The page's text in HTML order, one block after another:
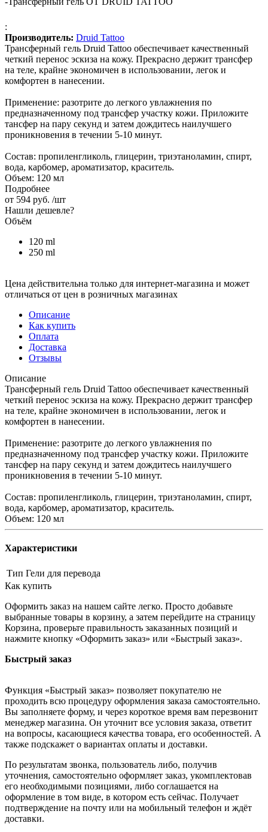
:
Производитель: Druid Tattoo
Трансферный гель Druid Tattoo обеспечивает качественный
четкий перенос эскиза на кожу. Прекрасно держит трансфер
на теле, крайне экономичен в использовании, легок и
комфортен в нанесении.
Применение: разотрите до легкого увлажнения по
предназначенному под трансфер участку кожи. Приложите
тансфер на пару секунд и затем дождитесь наилучшего
проникновения в течении 5-10 минут.
Состав: пропиленгликоль, глицерин, триэтаноламин, спирт,
вода, карбомер, ароматизатор, краситель.
Объем: 120 мл
Подробнее
от 594 руб. /шт
Нашли дешевле?
Объём
120 ml
250 ml
Цена действительна только для интернет-магазина и может
отличаться от цен в розничных магазинах
Описание
Как купить
Оплата
Доставка
Отзывы
Описание
Трансферный гель Druid Tattoo обеспечивает качественный
четкий перенос эскиза на кожу. Прекрасно держит трансфер
на теле, крайне экономичен в использовании, легок и
комфортен в нанесении.
Применение: разотрите до легкого увлажнения по
предназначенному под трансфер участку кожи. Приложите
тансфер на пару секунд и затем дождитесь наилучшего
проникновения в течении 5-10 минут.
Состав: пропиленгликоль, глицерин, триэтаноламин, спирт,
вода, карбомер, ароматизатор, краситель.
Объем: 120 мл
Характеристики
Тип Гели для перевода
Как купить
Оформить заказ на нашем сайте легко. Просто добавьте
выбранные товары в корзину, а затем перейдите на страницу
Корзина, проверьте правильность заказанных позиций и
нажмите кнопку «Оформить заказ» или «Быстрый заказ».
Быстрый заказ
Функция «Быстрый заказ» позволяет покупателю не
проходить всю процедуру оформления заказа самостоятельно.
Вы заполняете форму, и через короткое время вам перезвонит
менеджер магазина. Он уточнит все условия заказа, ответит
на вопросы, касающиеся качества товара, его особенностей. А
также подскажет о вариантах оплаты и доставки.
По результатам звонка, пользователь либо, получив
уточнения, самостоятельно оформляет заказ, укомплектовав
его необходимыми позициями, либо соглашается на
оформление в том виде, в котором есть сейчас. Получает
подтверждение на почту или на мобильный телефон и ждёт
доставки.